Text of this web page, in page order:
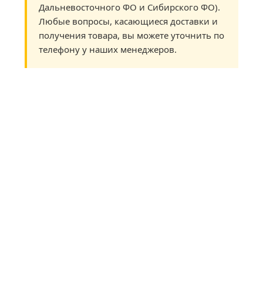
Дальневосточного ФО и Сибирского ФО).
Любые вопросы, касающиеся доставки и
получения товара, вы можете уточнить по
телефону у наших менеджеров.